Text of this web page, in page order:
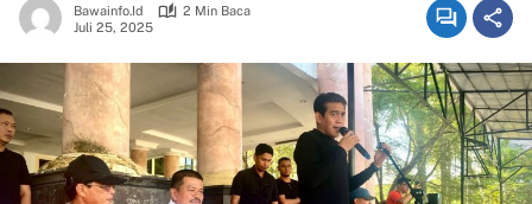
Bawainfo.id
2 Min Baca
Juli 25, 2025